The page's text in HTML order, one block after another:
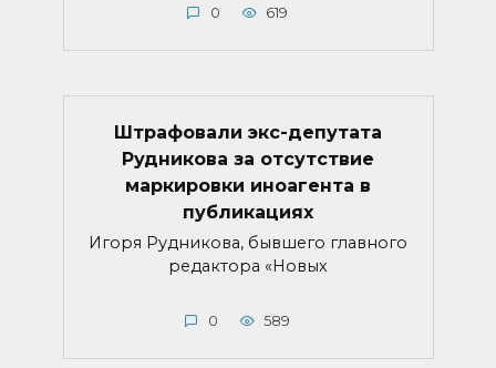
0 619
Штрафовали экс-депутата
Рудникова за отсутствие
маркировки иноагента в
публикациях
Игоря Рудникова, бывшего главного
редактора «Новых
0 589